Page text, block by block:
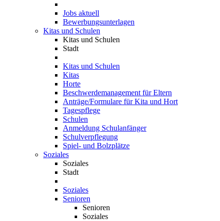
Jobs aktuell
Bewerbungsunterlagen
Kitas und Schulen
Kitas und Schulen
Stadt
Kitas und Schulen
Kitas
Horte
Beschwerdemanagement für Eltern
Anträge/Formulare für Kita und Hort
Tagespflege
Schulen
Anmeldung Schulanfänger
Schulverpflegung
Spiel- und Bolzplätze
Soziales
Soziales
Stadt
Soziales
Senioren
Senioren
Soziales